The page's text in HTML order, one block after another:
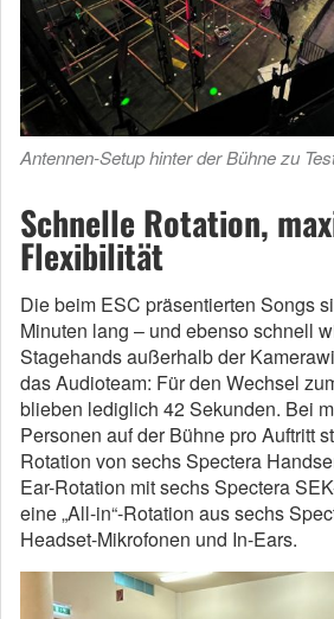
Antennen-Setup hinter der Bühne zu
Schnelle Rotation,
Flexibilität
Die beim ESC präsentierten Songs
Minuten lang – und ebenso schnell
Stagehands außerhalb der
das Audioteam: Für den Wechsel
blieben lediglich 42 Sekunden. Bei
Personen auf der Bühne pro Auftritt
Rotation von sechs Spectera
Ear-Rotation mit sechs Spectera
eine „All-in“-Rotation aus sechs
Headset-Mikrofonen und In-Ears.